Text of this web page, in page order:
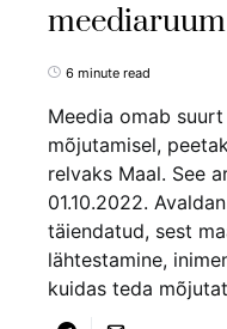
6 minute read
Meedia omab
mõjutamisel,
relvaks Maal. See
01.10.2022.
täiendatud, sest
lähtestamine,
kuidas teda